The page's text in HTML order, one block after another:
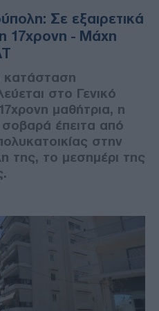
Σε εξαιρετικά
17χρονη - Μάχη
κατάσταση
στο Γενικό
μαθήτρια, η
έπειτα από
στην
της, το μεσημέρι της